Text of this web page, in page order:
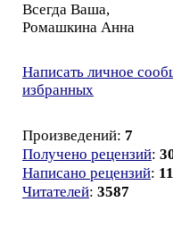
Всегда Ваша,
Ромашкина Анна
Написать личное
избранных
Произведений: 7
Получено рецензий:
Написано рецензий:
Читателей: 3587